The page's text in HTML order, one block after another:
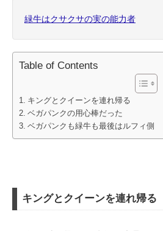
緑牛はクサクサの実の能力者
Table of Contents
キングとクイーンを連れ帰る
ベガパンクの用心棒だった
ベガパンクも緑牛も最後はルフィ側
キングとクイーンを連れ帰る